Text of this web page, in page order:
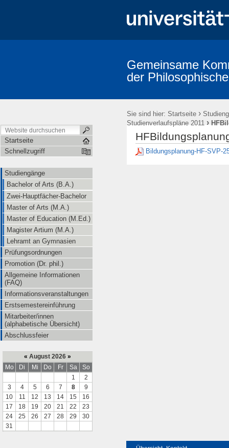
Mitarbeiter/innen (alphabetische
Gemeinsame
der
Sie sind hier: Startseite ›
Studienverlaufspläne 2011 ›
Startseite
Schnellzugriff
Studiengänge
Bachelor of Arts (B.A.)
Zwei-Hauptfächer-Bachelor
Master of Arts (M.A.)
Master of Education (M.Ed.)
Magister Artium (M.A.)
Lehramt an Gymnasien
Prüfungsordnungen
Promotion (Dr. phil.)
Allgemeine Informationen
(FAQ)
Informationsveranstaltungen
Erstsemestereinführung
Mitarbeiter/innen
(alphabetische Übersicht)
Abschlussfeier
« August 2026 »
Mo
Di Mi Do Fr Sa
So
1
2
3
4 5 6 7 8
9
10
11 12 13 14 15
16
17
18 19 20 21 22
23
24
25 26 27 28 29
30
31
Bildungsplanung-HF-SVP-